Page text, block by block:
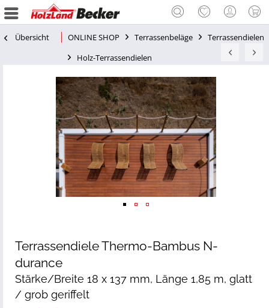
Übersicht ONLINE SHOP Terrassenbeläge
Terrassendielen
Holz-Terrassendielen
Terrassendiele Thermo-Bambus N-
durance
Stärke/Breite 18 x 137 mm, Länge 1,85 m, glatt
/ grob geriffelt